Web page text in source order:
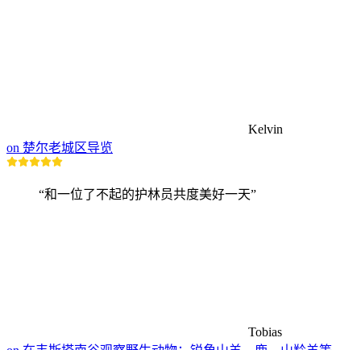
Kelvin
on 楚尔老城区导览
“和一位了不起的护林员共度美好一天”
Tobias